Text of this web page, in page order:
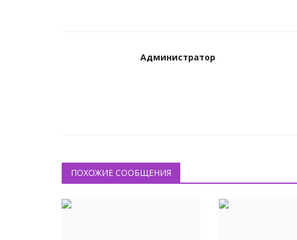
Администратор
ПОХОЖИЕ СООБЩЕНИЯ